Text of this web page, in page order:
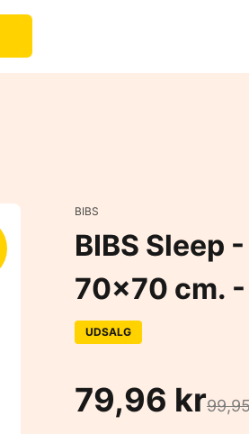
BIBS
BIBS Sleep
70x70 cm. -
UDSALG
79,96 kr